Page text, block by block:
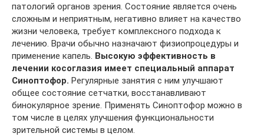
патологий органов зрения. Состояние является очень
сложным и неприятным, негативно влияет на качество
жизни человека, требует комплексного подхода к
лечению. Врачи обычно назначают физиопроцедуры и
применение капель. Высокую эффективность в
лечении косоглазия имеет специальный аппарат
Синоптофор. Регулярные занятия с ним улучшают
общее состояние сетчатки, восстанавливают
бинокулярное зрение. Применять Синоптофор можно в
том числе в целях улучшения функциональности
зрительной системы в целом.